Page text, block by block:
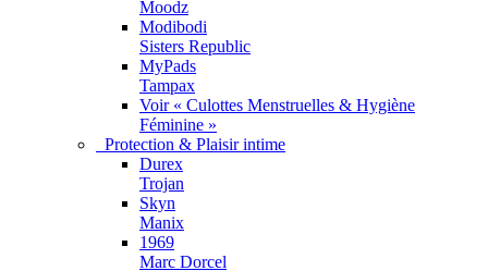
Moodz
Modibodi
Sisters Republic
MyPads
Tampax
Voir « Culottes Menstruelles & Hygiène
Féminine »
Protection & Plaisir intime
Durex
Trojan
Skyn
Manix
1969
Marc Dorcel